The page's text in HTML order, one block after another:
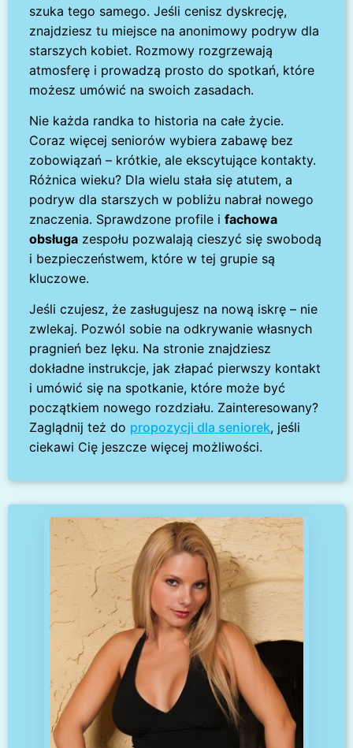
szuka tego samego. Jeśli cenisz dyskrecję,
znajdziesz tu miejsce na anonimowy podryw dla
starszych kobiet. Rozmowy rozgrzewają
atmosferę i prowadzą prosto do spotkań, które
możesz umówić na swoich zasadach.
Nie każda randka to historia na całe życie.
Coraz więcej seniorów wybiera zabawę bez
zobowiązań – krótkie, ale ekscytujące kontakty.
Różnica wieku? Dla wielu stała się atutem, a
podryw dla starszych w pobliżu nabrał nowego
znaczenia. Sprawdzone profile ifachowa
obsługa zespołu pozwalają cieszyć się swobodą
i bezpieczeństwem, które w tej grupie są
kluczowe.
Jeśli czujesz, że zasługujesz na nową iskrę – nie
zwlekaj. Pozwól sobie na odkrywanie własnych
pragnień bez lęku. Na stronie znajdziesz
dokładne instrukcje, jak złapać pierwszy kontakt
i umówić się na spotkanie, które może być
początkiem nowego rozdziału. Zainteresowany?
Zaglądnij też do propozycji dla seniorek, jeśli
ciekawi Cię jeszcze więcej możliwości.